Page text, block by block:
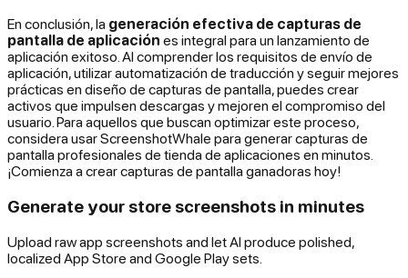
En conclusión, la generación efectiva de capturas de
pantalla de aplicación es integral para un lanzamiento de
aplicación exitoso. Al comprender los requisitos de envío de
aplicación, utilizar automatización de traducción y seguir mejores
prácticas en diseño de capturas de pantalla, puedes crear
activos que impulsen descargas y mejoren el compromiso del
usuario. Para aquellos que buscan optimizar este proceso,
considera usar ScreenshotWhale para generar capturas de
pantalla profesionales de tienda de aplicaciones en minutos.
¡Comienza a crear capturas de pantalla ganadoras hoy!
Generate your store screenshots in minutes
Upload raw app screenshots and let AI produce polished,
localized App Store and Google Play sets.